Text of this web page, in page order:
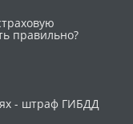
правильно?
- штраф ГИБДД